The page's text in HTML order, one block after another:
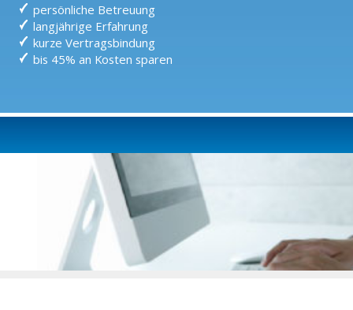
persönliche Betreuung
langjährige Erfahrung
kurze Vertragsbindung
bis 45% an Kosten sparen